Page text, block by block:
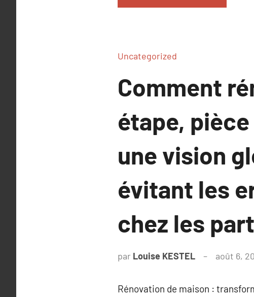
Uncategorized
Comment
étape,
une vision
évitant les
chez les
par Louise KESTEL août 6,
Rénovation de maison :